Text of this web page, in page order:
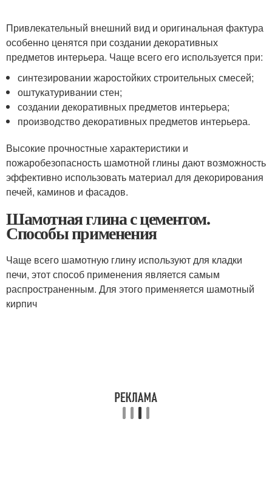
Привлекательный внешний вид и оригинальная фактура
особенно ценятся при создании декоративных
предметов интерьера. Чаще всего его используется при:
синтезировании жаростойких строительных смесей;
оштукатуривании стен;
создании декоративных предметов интерьера;
производство декоративных предметов интерьера.
Высокие прочностные характеристики и
пожаробезопасность шамотной глины дают возможность
эффективно использовать материал для декорирования
печей, каминов и фасадов.
Шамотная глина с цементом.
Способы применения
Чаще всего шамотную глину используют для кладки
печи, этот способ применения является самым
распространенным. Для этого применяется шамотный
кирпич